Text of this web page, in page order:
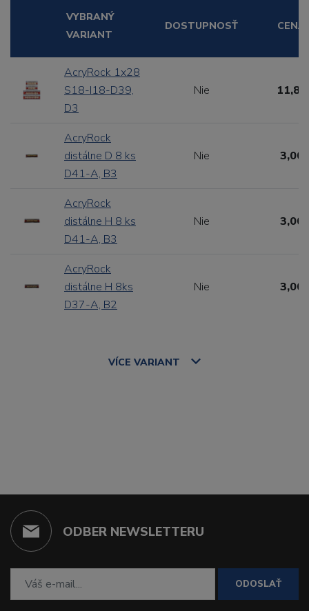
VYBRANÝ
VARIANT
DOSTUPNOSŤ CENA
AcryRock 1x28
S18-I18-D39,
D3
Nie
AcryRock
distálne D 8 ks
D41-A, B3
Nie 3,00
AcryRock
distálne H 8 ks
D41-A, B3
Nie 3,00
AcryRock
distálne H 8ks
D37-A, B2
Nie 3,00
VÍCE VARIANT
ODBER NEWSLETTERU
ODOSLAŤ